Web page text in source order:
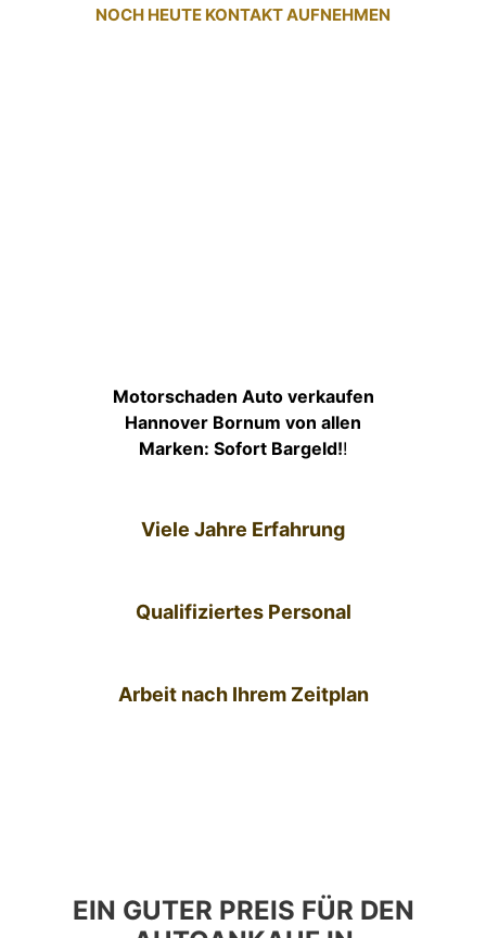
NOCH HEUTE KONTAKT AUFNEHMEN
Motorschaden Auto verkaufen
Hannover Bornum von allen
Marken: Sofort Bargeld!!
Viele Jahre Erfahrung
Qualifiziertes Personal
Arbeit nach Ihrem Zeitplan
EIN GUTER PREIS FÜR DEN